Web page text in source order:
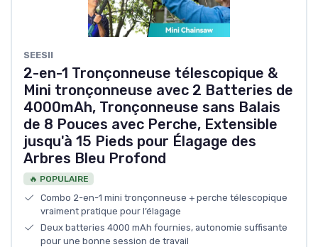
SEESII
2-en-1 Tronçonneuse télescopique &
Mini tronçonneuse avec 2 Batteries de
4000mAh, Tronçonneuse sans Balais
de 8 Pouces avec Perche, Extensible
jusqu'à 15 Pieds pour Élagage des
Arbres Bleu Profond
🔥 POPULAIRE
Combo 2-en-1 mini tronçonneuse + perche télescopique
vraiment pratique pour l’élagage
Deux batteries 4000 mAh fournies, autonomie suffisante
pour une bonne session de travail